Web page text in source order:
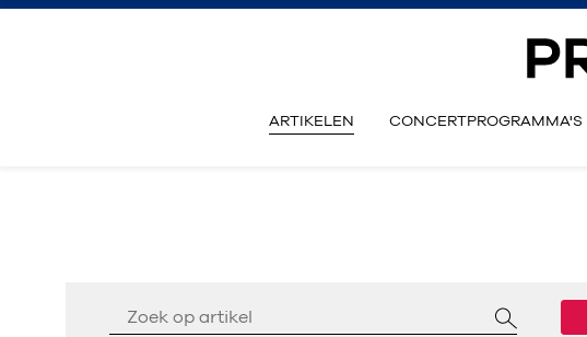
ARTIKELEN CONCERTPROGRAMMA'S